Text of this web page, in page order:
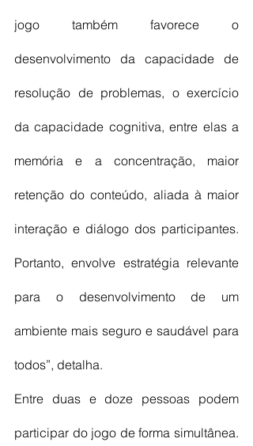
jogo também favorece o
desenvolvimento da capacidade de
resolução de problemas, o exercício
da capacidade cognitiva, entre elas a
memória e a concentração, maior
retenção do conteúdo, aliada à maior
interação e diálogo dos participantes.
Portanto, envolve estratégia relevante
para o desenvolvimento de um
ambiente mais seguro e saudável para
todos”, detalha.
Entre duas e doze pessoas podem
participar do jogo de forma simultânea.